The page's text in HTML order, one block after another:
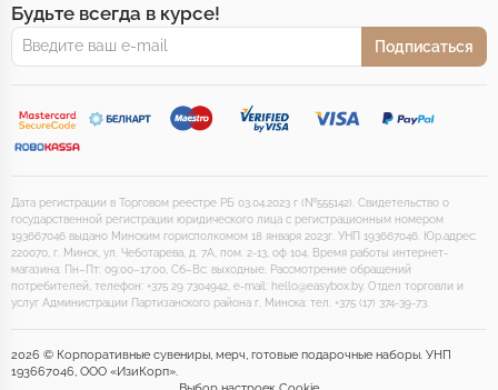
Будьте всегда в курсе!
Подписаться
Дата регистрации в Торговом реестре РБ 03.04.2023 г (№555142). Свидетельство о
государственной регистрации юридического лица с регистрационным номером
193667046 выдано Минским горисполкомом 18 января 2023г. УНП 193667046. Юр.адрес:
220070, г. Минск, ул. Чеботарева, д. 7А, пом. 2-13, оф 104. Время работы интернет-
магазина: Пн–Пт: 09:00–17:00, Сб–Вс: выходные. Рассмотрение обращений
потребителей, телефон: +375 29 7304942, e-mail: hello@easybox.by. Отдел торговли и
услуг Администрации Партизанского района г. Минска: тел. +375 (17) 374-39-73.
2026 © Корпоративные сувениры, мерч, готовые подарочные наборы. УНП
193667046, ООО «ИзиКорп».